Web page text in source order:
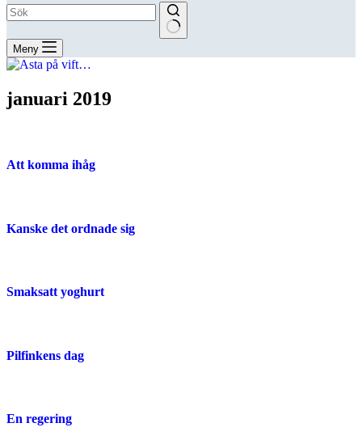
Meny
januari 2019
Att komma ihåg
Kanske det ordnade sig
Smaksatt yoghurt
Pilfinkens dag
En regering